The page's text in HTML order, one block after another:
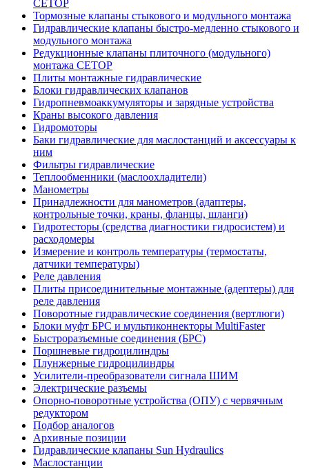
CETOP
Тормозные клапаны стыкового и модульного монтажа
Гидравлические клапаны быстро-медленно стыкового и
модульного монтажа
Редукционные клапаны плиточного (модульного)
монтажа CETOP
Плиты монтажные гидравлические
Блоки гидравлических клапанов
Гидропневмоаккумуляторы и зарядные устройства
Краны высокого давления
Гидромоторы
Баки гидравлические для маслостанций и аксессуары к
ним
Фильтры гидравлические
Теплообменники (маслоохладители)
Манометры
Принадлежности для манометров (адаптеры,
контрольные точки, краны, фланцы, шланги)
Гидротесторы (средства диагностики гидросистем) и
расходомеры
Измерение и контроль температуры (термостаты,
датчики температуры)
Реле давления
Плиты присоединительные монтажные (адептеры) для
реле давления
Поворотные гидравлические соединения (вертлюги)
Блоки муфт БРС и мультиконнекторы MultiFaster
Быстроразъемные соединения (БРС)
Поршневые гидроцилиндры
Плунжерные гидроцилиндры
Усилители-преобразователи сигнала ШИМ
Электрические разъемы
Опорно-поворотные устройства (ОПУ) с червячным
редуктором
Подбор аналогов
Архивные позиции
Гидравлические клапаны Sun Hydraulics
Маслостанции